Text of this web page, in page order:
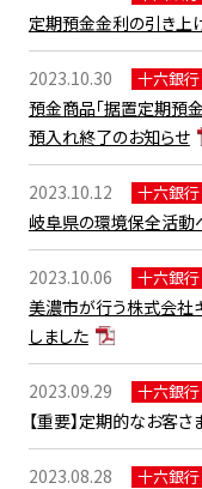
定期預金金利の引き上
2023.10.30 十六銀行
預金商品「据置定期預金
預入れ終了のお知らせ
2023.10.12 十六銀行
岐阜県の環境保全活動
2023.10.06 十六銀行
美濃市が行う株式会社
しました
2023.09.29 十六銀行
【重要】定期的なお客
2023.08.28 十六銀行